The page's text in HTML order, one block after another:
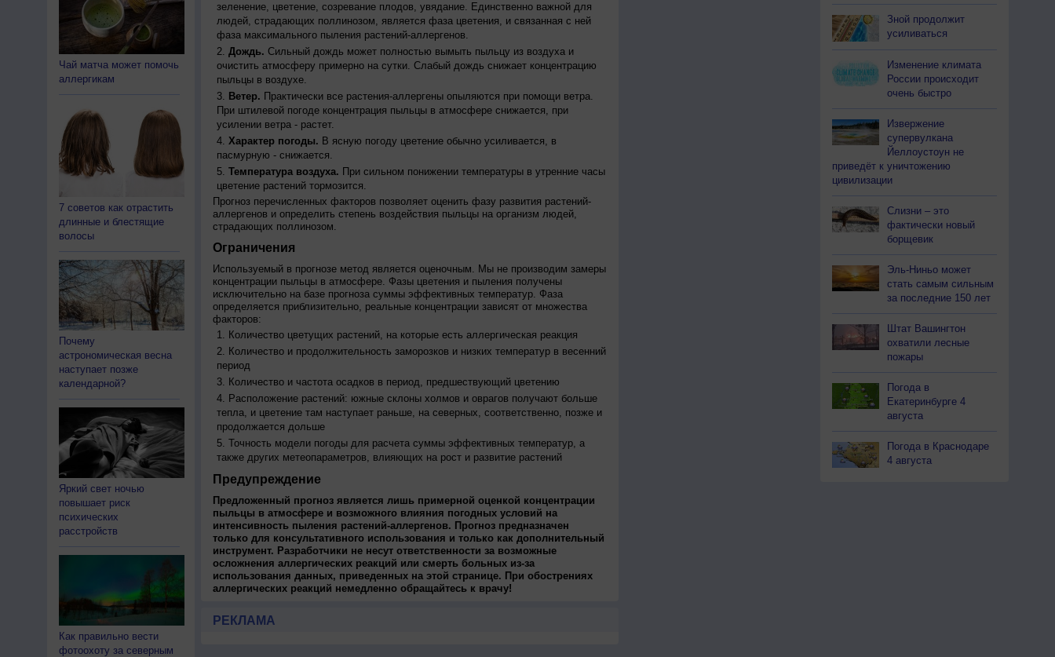
Чай матча может помочь
аллергикам
7 советов как отрастить
длинные и блестящие
волосы
Почему
астрономическая весна
наступает позже
календарной?
Яркий свет ночью
повышает риск
психических
расстройств
Как правильно вести
фотоохоту за северным
зеленение, цветение, созревание плодов, увядание. Единственно важной для
людей, страдающих поллинозом, является фаза цветения, и связанная с ней
фаза максимального пыления растений-аллергенов.
Дождь. Сильный дождь может полностью вымыть пыльцу из воздуха и
очистить атмосферу примерно на сутки. Слабый дождь снижает концентрацию
пыльцы в воздухе.
Ветер. Практически все растения-аллергены опыляются при помощи ветра.
При штилевой погоде концентрация пыльцы в атмосфере снижается, при
усилении ветра - растет.
Характер погоды. В ясную погоду цветение обычно усиливается, в
пасмурную - снижается.
Температура воздуха. При сильном понижении температуры в утренние часы
цветение растений тормозится.
Прогноз перечисленных факторов позволяет оценить фазу развития растений-
аллергенов и определить степень воздействия пыльцы на организм людей,
страдающих поллинозом.
Ограничения
Используемый в прогнозе метод является оценочным. Мы не производим замеры
концентрации пыльцы в атмосфере. Фазы цветения и пыления получены
исключительно на базе прогноза суммы эффективных температур. Фаза
определяется приблизительно, реальные концентрации зависят от множества
факторов:
Количество цветущих растений, на которые есть аллергическая реакция
Количество и продолжительность заморозков и низких температур в весенний
период
Количество и частота осадков в период, предшествующий цветению
Расположение растений: южные склоны холмов и оврагов получают больше
тепла, и цветение там наступает раньше, на северных, соответственно, позже и
продолжается дольше
Точность модели погоды для расчета суммы эффективных температур, а
также других метеопараметров, влияющих на рост и развитие растений
Предупреждение
Предложенный прогноз является лишь примерной оценкой концентрации
пыльцы в атмосфере и возможного влияния погодных условий на
интенсивность пыления растений-аллергенов. Прогноз предназначен
только для консультативного использования и только как дополнительный
инструмент. Разработчики не несут ответственности за возможные
осложнения аллергических реакций или смерть больных из-за
использования данных, приведенных на этой странице. При обострениях
аллергических реакций немедленно обращайтесь к врачу!
РЕКЛАМА
Зной продолжит
усиливаться
Изменение климата
России происходит
очень быстро
Извержение
супервулкана
Йеллоустоун не
приведёт к уничтожению
цивилизации
Слизни – это
фактически новый
борщевик
Эль-Ниньо может
стать самым сильным
за последние 150 лет
Штат Вашингтон
охватили лесные
пожары
Погода в
Екатеринбурге 4
августа
Погода в Краснодаре
4 августа